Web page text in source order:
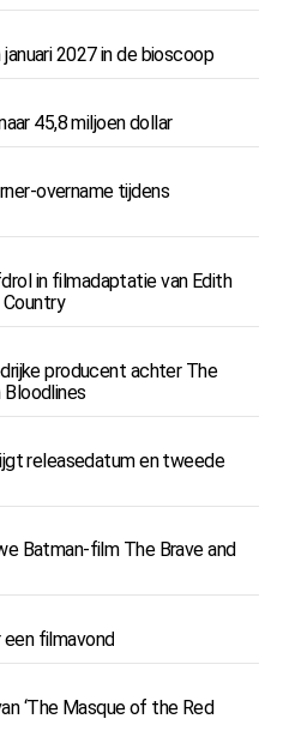
2027 in de bioscoop
45,8 miljoen dollar
overname tijdens
in filmadaptatie van Edith
producent achter The
Bloodlines
releasedatum en tweede
Batman-film The Brave and
filmavond
‘The Masque of the Red